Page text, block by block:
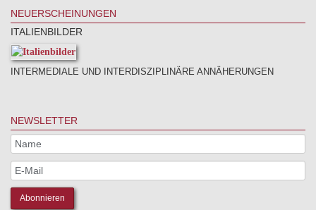
NEUERSCHEINUNGEN
ITALIENBILDER
INTERMEDIALE UND INTERDISZIPLINÄRE ANNÄHERUNGEN
NEWSLETTER